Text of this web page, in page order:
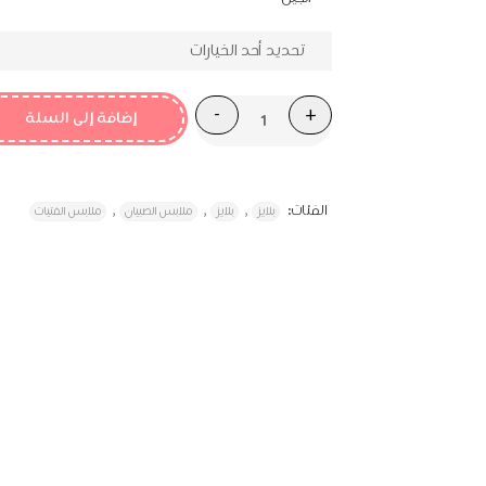
إضافة إلى السلة
الفئات: بلايز , بلايز , ملابس الصبيان , ملابس الفتيات